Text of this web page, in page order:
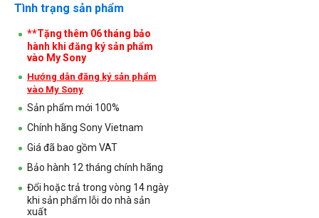
Tình trạng sản phẩm
**Tặng thêm 06 tháng bảo
hành khi đăng ký sản phẩm
vào My Sony
Hướng dẫn đăng ký sản phẩm
vào My Sony
Sản phẩm mới 100%
Chính hãng Sony Vietnam
Giá đã bao gồm VAT
Bảo hành 12 tháng chính hãng
Đổi hoặc trả trong vòng 14 ngày
khi sản phẩm lỗi do nhà sản
xuất